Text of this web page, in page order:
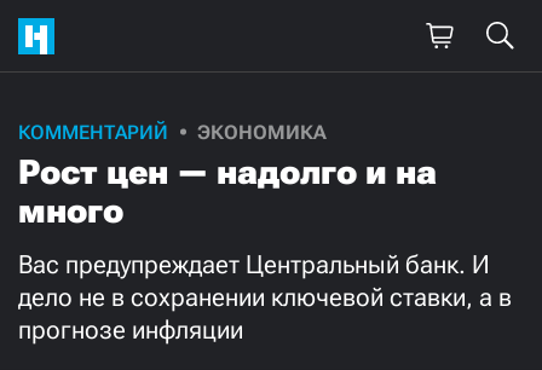
КОММЕНТАРИЙ ЭКОНОМИКА
Рост цен — надолго и на
много
Вас предупреждает Центральный банк. И
дело не в сохранении ключевой ставки, а в
прогнозе инфляции
Поддержите
нашу работу!
Ежемесячно
3000 1000